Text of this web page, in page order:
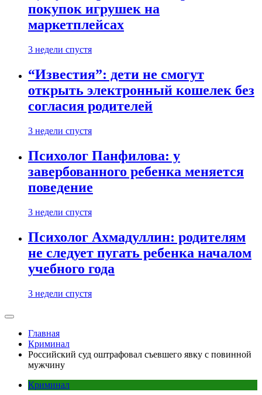
покупок игрушек на
маркетплейсах
3 недели спустя
“Известия”: дети не смогут
открыть электронный кошелек без
согласия родителей
3 недели спустя
Психолог Панфилова: у
завербованного ребенка меняется
поведение
3 недели спустя
Психолог Ахмадуллин: родителям
не следует пугать ребенка началом
учебного года
3 недели спустя
Главная
Криминал
Российский суд оштрафовал съевшего явку с повинной
мужчину
Криминал